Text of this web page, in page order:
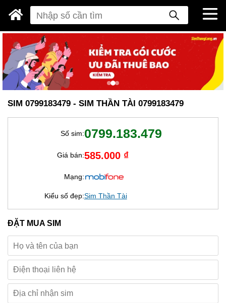
SIM 0799183479 - SIM THẦN TÀI 0799183479
Số sim:0799.183.479
Giá bán:585.000 ₫
Mạng:
Kiểu số đẹp:Sim Thần Tài
ĐẶT MUA SIM